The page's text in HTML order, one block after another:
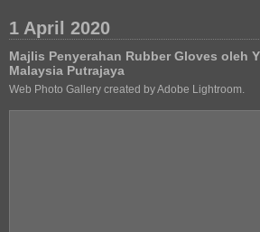
1 April 2020
Majlis Penyerahan Rubber Gloves oleh
Malaysia Putrajaya
Web Photo Gallery created by Adobe Lightroom.